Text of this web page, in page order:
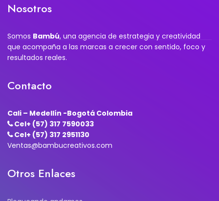
Nosotros
Somos Bambú, una agencia de estrategia y creatividad
que acompaña a las marcas a crecer con sentido, foco y
resultados reales.
Contacto
Cali – Medellín -Bogotá Colombia
Cel+ (57) 317 7590033
Cel+ (57) 317 2951130
Ventas@bambucreativos.com
Otros Enlaces